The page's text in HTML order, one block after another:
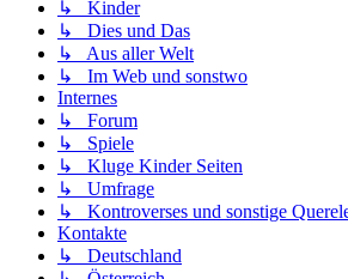
↳ Kinder
↳ Dies und Das
↳ Aus aller Welt
↳ Im Web und sonstwo
Internes
↳ Forum
↳ Spiele
↳ Kluge Kinder Seiten
↳ Umfrage
↳ Kontroverses und sonstige
Kontakte
↳ Deutschland